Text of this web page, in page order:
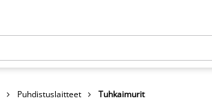
Puhdistuslaitteet Tuhkaimurit